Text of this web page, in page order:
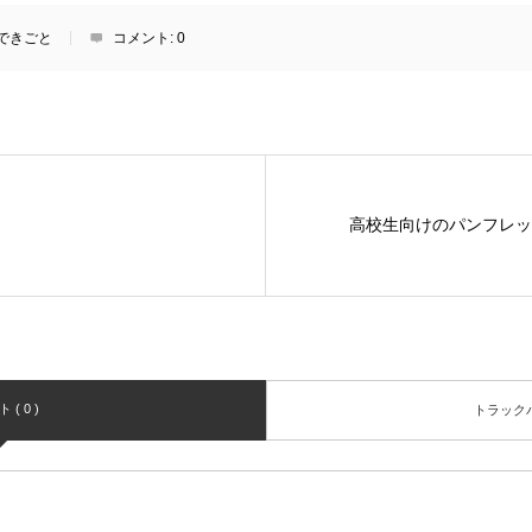
きごと コメント: 0
高校生向けのパンフレ
( 0 ) トラック